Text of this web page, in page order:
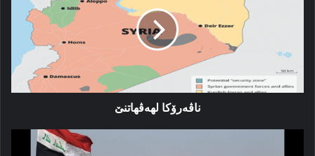
ناڤەرۆکا لهەڤهاتنێ
خیانەتا